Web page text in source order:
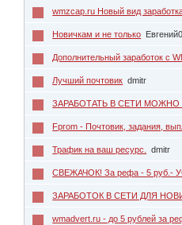
wmzcap.ru Новый вид
Новичкам и не только
Дополнительный заработок с
Лучший почтовик dmitr
ЗАРАБОТАТЬ В СЕТИ МОЖНО
Fprom - Почтовик, задания,
Трафик на ваш ресурс. dmitr
СВЕЖАЧОК! За рефа - 5 руб.-
ЗАРАБОТОК В СЕТИ ДЛЯ
wmadvert.ru - до 5 рублей за